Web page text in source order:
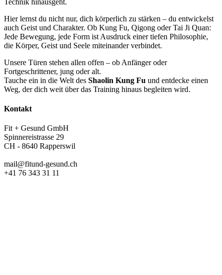
Hier lernst du nicht nur, dich körperlich zu stärken – du entwickelst
auch Geist und Charakter. Ob Kung Fu, Qigong oder Tai Ji Quan:
Jede Bewegung, jede Form ist Ausdruck einer tiefen Philosophie,
die Körper, Geist und Seele miteinander verbindet.
Unsere Türen stehen allen offen – ob Anfänger oder
Fortgeschrittener, jung oder alt.
Tauche ein in die Welt des Shaolin Kung Fu und entdecke einen
Weg, der dich weit über das Training hinaus begleiten wird.
Kontakt
Fit + Gesund GmbH
Spinnereistrasse 29
CH - 8640 Rapperswil
mail@fitund-gesund.ch
+41 76 343 31 11